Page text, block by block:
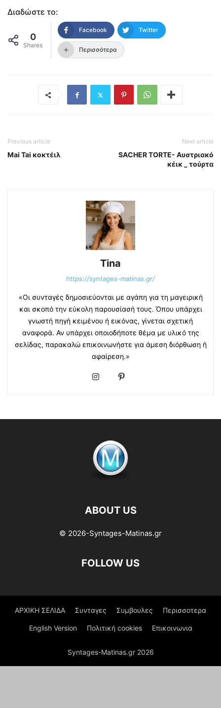
Διαδώστε το:
0
Shares
Facebook Twitter
Περισσότερα
Previous article
Mai Tai κοκτέιλ
Next article
SACHER TORTE- Αυστριακό
κέικ _ τούρτα
Tina
https://syntages-matinas.gr/
«Οι συνταγές δημοσιεύονται με αγάπη για τη μαγειρική
και σκοπό την εύκολη παρουσίασή τους. Όπου υπάρχει
γνωστή πηγή κειμένου ή εικόνας, γίνεται σχετική
αναφορά. Αν υπάρχει οποιοδήποτε θέμα με υλικό της
σελίδας, παρακαλώ επικοινωνήστε για άμεση διόρθωση ή
αφαίρεση.»
ABOUT US
© 2026-Syntages-Matinas.gr
FOLLOW US
ΑΡΧΙΚΗ ΣΕΛΙΔΑ Συνταγες Συμβουλες Περισσοτερα
English Version Πολιτική cookies Επικοινωνια
Syntages-Matinas.gr 2026